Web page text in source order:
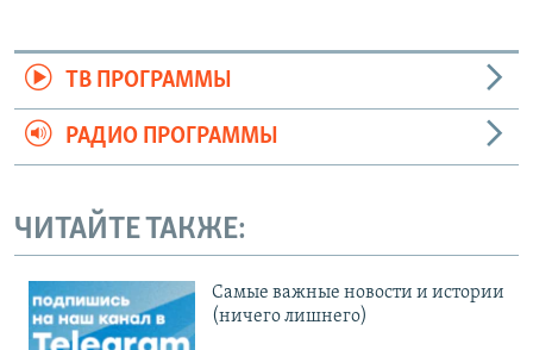
ТВ ПРОГРАММЫ
РАДИО ПРОГРАММЫ
ЧИТАЙТЕ ТАКЖЕ:
Cамые важные новости и истории
(ничего лишнего)